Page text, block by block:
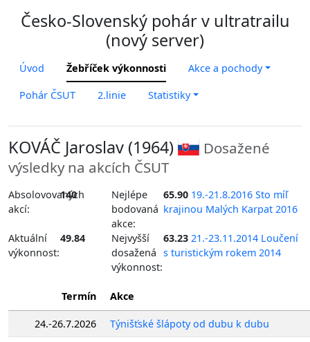
Česko-Slovenský pohár v ultratrailu
(nový server)
Úvod Žebříček výkonnosti Akce a pochody
Pohár ČSUT 2.linie Statistiky
KOVÁČ Jaroslav (1964)
Dosažené
výsledky na akcích ČSUT
Absolovovaných
akcí:
140
Nejlépe
bodovaná
akce:
65.90 19.-21.8.2016 Sto míľ
krajinou Malých Karpat 2016
Aktuální
výkonnost:
49.84
Nejvyšší
dosažená
výkonnost:
63.23 21.-23.11.2014 Loučení
s turistickým rokem 2014
Termín Akce
24.-26.7.2026
Týnišťské šlápoty od dubu k dubu